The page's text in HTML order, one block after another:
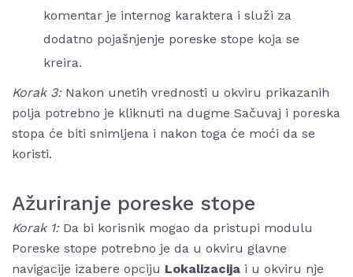
komentar je internog karaktera i služi za
dodatno pojašnjenje poreske stope koja se
kreira.
Korak 3: Nakon unetih vrednosti u okviru prikazanih
polja potrebno je kliknuti na dugme Sačuvaj i poreska
stopa će biti snimljena i nakon toga će moći da se
koristi.
Ažuriranje poreske stope
Korak 1:Da bi korisnik mogao da pristupi modulu
Poreske stope potrebno je da u okviru glavne
navigacije izabere opciju Lokalizacija i u okviru nje